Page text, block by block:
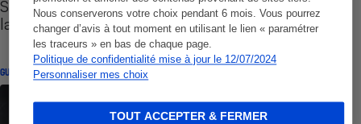
Nous conserverons votre choix pendant 6 mois. Vous pourrez
changer d’avis à tout moment en utilisant le lien « paramétrer
les traceurs » en bas de chaque page.
Politique de confidentialité mise à jour le 12/07/2024
Personnaliser mes choix
TOUT ACCEPTER & FERMER
Sites de rencontres - Nos conseils pour vous
lancer
GUIDE D'ACHAT